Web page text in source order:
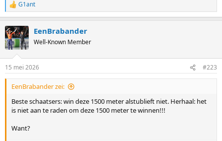
R
e
c
t
i
s
:
G1ant
EenBrabander
Well-Known Member
15 mei 2026 #223
EenBrabander zei:
Beste schaatsers: win deze 1500 meter alstublieft niet. Herhaal: het
is niet aan te raden om deze 1500 meter te winnen!!!
Want?